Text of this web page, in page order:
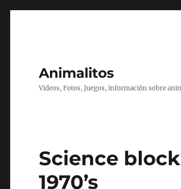
Animalitos
Videos, Fotos, Juegos, información sobre
Science
1970’s